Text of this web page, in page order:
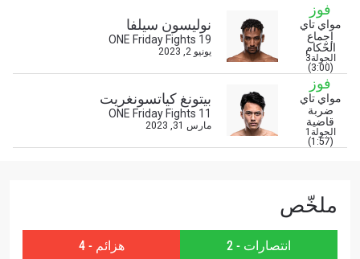
فوز
مواي تاي
إجماع
الحّكام
الجولة3
(3:00)
نوليسون سيلفا
ONE Friday Fights 19
يونيو 2, 2023
فوز
مواي تاي
ضربة
قاضية
الجولة1
(1:57)
بيتونغ كياتسونغريت
ONE Friday Fights 11
مارس 31, 2023
ملخّص
انتصارات - 2 هزائم - 4
شاهد أبرز اللقطات
الإسم
بإرسال هذا النموذج، فإنك توافق على جمعنا لمعلوماتك
واستخدامها والإفصاح عنها بموجب
يمكنك إلغاء الاشتراك في هذه المنشورات في أي وقت.